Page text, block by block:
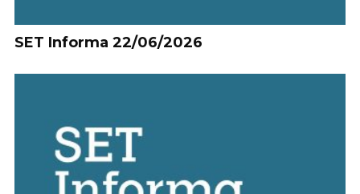
SET Informa 22/06/2026